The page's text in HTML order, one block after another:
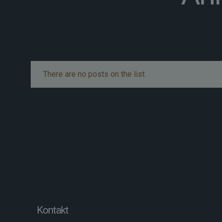
There are no posts on the list.
Kontakt